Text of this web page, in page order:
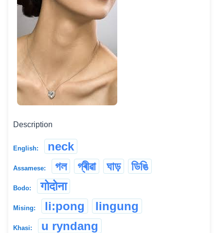
Description
English: neck
Assamese: গল গ্ৰীৱা ঘাড় ডিঙি
Bodo: गोदोना
Mising: li:pong lingung
Khasi: u ryndang